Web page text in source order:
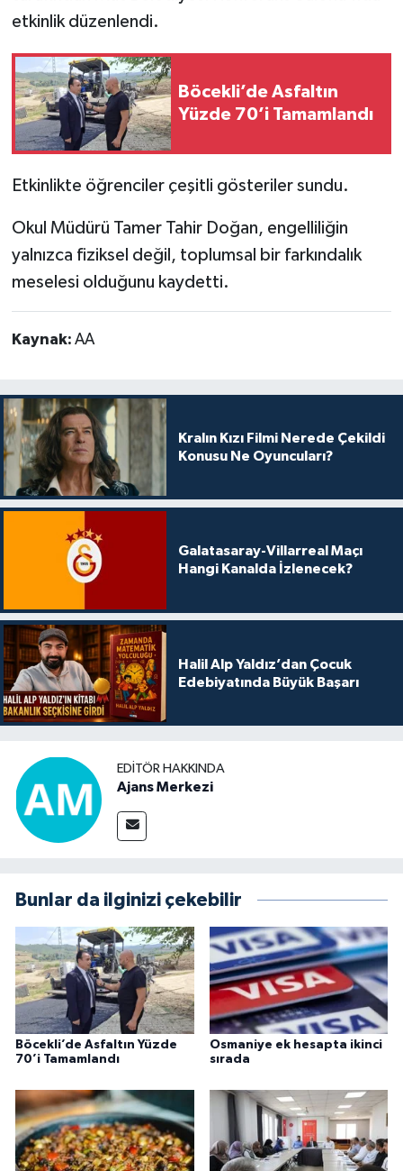
etkinlik düzenlendi.
Böcekli’de Asfaltın
Yüzde 70’i Tamamlandı
Etkinlikte öğrenciler çeşitli gösteriler sundu.
Okul Müdürü Tamer Tahir Doğan, engelliliğin
yalnızca fiziksel değil, toplumsal bir farkındalık
meselesi olduğunu kaydetti.
Kaynak: AA
Kralın Kızı Filmi Nerede Çekildi
Konusu Ne Oyuncuları?
Galatasaray-Villarreal Maçı
Hangi Kanalda İzlenecek?
Halil Alp Yaldız’dan Çocuk
Edebiyatında Büyük Başarı
EDITÖR HAKKINDA
Ajans Merkezi
Bunlar da ilginizi çekebilir
Böcekli’de Asfaltın Yüzde
70’i Tamamlandı
Osmaniye ek hesapta ikinci
sırada